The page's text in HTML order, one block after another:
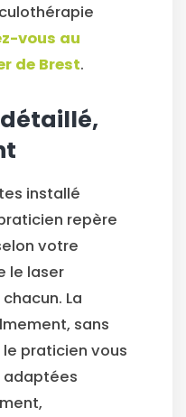
vous au
de Brest.
installé
repère
votre
le laser
La
sans
le praticien vous
adaptées